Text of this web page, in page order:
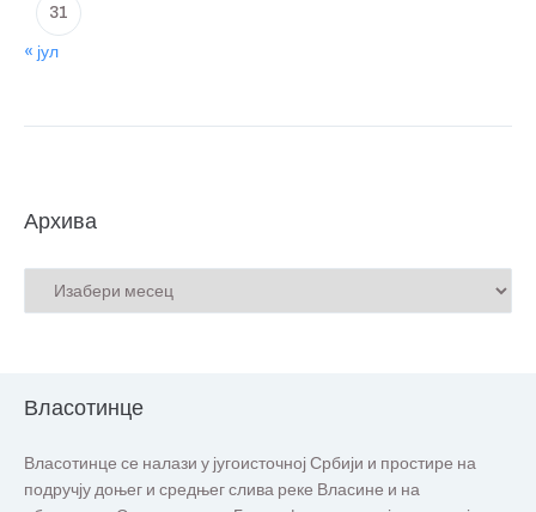
31
« јул
Архива
Власотинце
Власотинце се налази у југоисточној Србији и простире на
подручју доњег и средњег слива реке Власине и на